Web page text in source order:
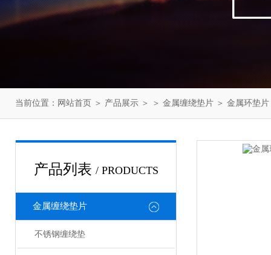
当前位置： 网站首页 ＞ 产品展示 ＞ ＞ 金属缠绕垫片 ＞ 金属环垫
产品列表 / PRODUCTS
金属缠绕垫片
不锈钢缠绕垫